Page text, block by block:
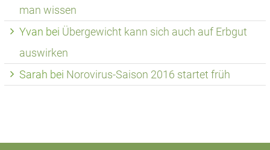
man wissen
Yvan bei Übergewicht kann sich auch auf Erbgut
auswirken
Sarah bei Norovirus-Saison 2016 startet früh